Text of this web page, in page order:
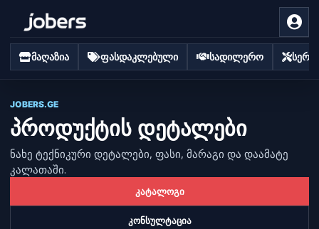
მაღაზია ფასდაკლებული სადილერო
JOBERS.GE
პროდუქტის დეტალები
ნახე ტექნიკური დეტალები, ფასი, მარაგი და დაამატე
კალათაში.
კატალოგი
კონსულტაცია